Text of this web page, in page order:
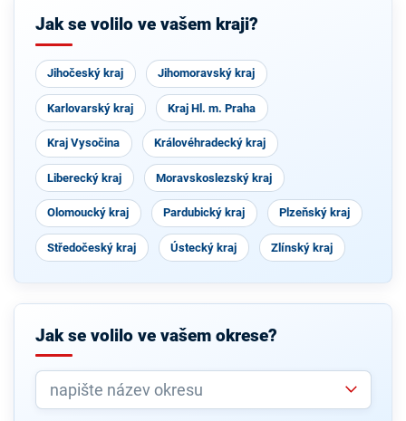
Jak se volilo ve vašem kraji?
Jihočeský kraj Jihomoravský kraj
Karlovarský kraj Kraj Hl. m. Praha
Kraj Vysočina Královéhradecký kraj
Liberecký kraj Moravskoslezský kraj
Olomoucký kraj Pardubický kraj Plzeňský kraj
Středočeský kraj Ústecký kraj Zlínský kraj
Jak se volilo ve vašem okrese?